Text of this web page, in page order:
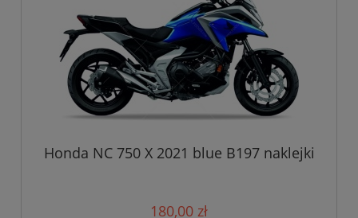
Honda NC 750 X 2021 blue B197 naklejki
180,00 zł